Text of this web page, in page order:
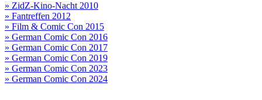
» ZidZ-Kino-Nacht 2010
» Fantreffen 2012
» Film & Comic Con 2015
» German Comic Con 2016
» German Comic Con 2017
» German Comic Con 2019
» German Comic Con 2023
» German Comic Con 2024